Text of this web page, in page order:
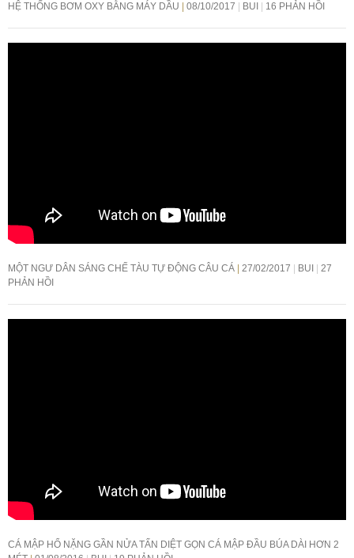
HỆ THỐNG BƠM OXY BẰNG MÁY DẦU 08/10/2017 BUI 16 PHẢN HỒI
MỘT NGƯ DÂN SÁNG CHẾ TÀU TỰ ĐỘNG CÂU CÁ 27/02/2017 BUI
27
PHẢN HỒI
CÁ MẬP HỔ NẶNG GẦN NỬA TẤN DIỆT GỌN CÁ MẬP ĐẦU BÚA DÀI HƠN 2